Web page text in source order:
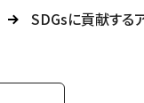
SDGsに貢献する